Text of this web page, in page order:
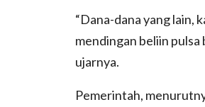
“Dana-dana yang lain,
mendingan beliin pulsa
ujarnya.
Pemerintah,